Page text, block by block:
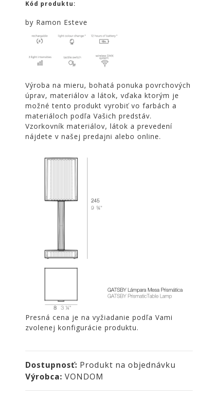
NOIRE
Obklady
dlažby
CONCORDE
VZORKOVNÍK
KONTAKT
Kód produktu:
by Ramon Esteve
Výroba na mieru, bohatá ponuka povrchových
úprav, materiálov a látok, vďaka ktorým je
možné tento produkt vyrobiť vo farbách a
materiáloch podľa Vašich predstáv.
Vzorkovník materiálov, látok a prevedení
nájdete v našej predajni alebo online.
Presná cena je na vyžiadanie podľa Vami
zvolenej konfigurácie produktu.
Dostupnosť: Produkt na objednávku
Výrobca:VONDOM